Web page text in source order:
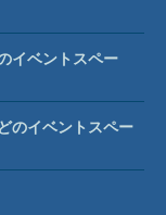
イベントスペー
のイベントスペー